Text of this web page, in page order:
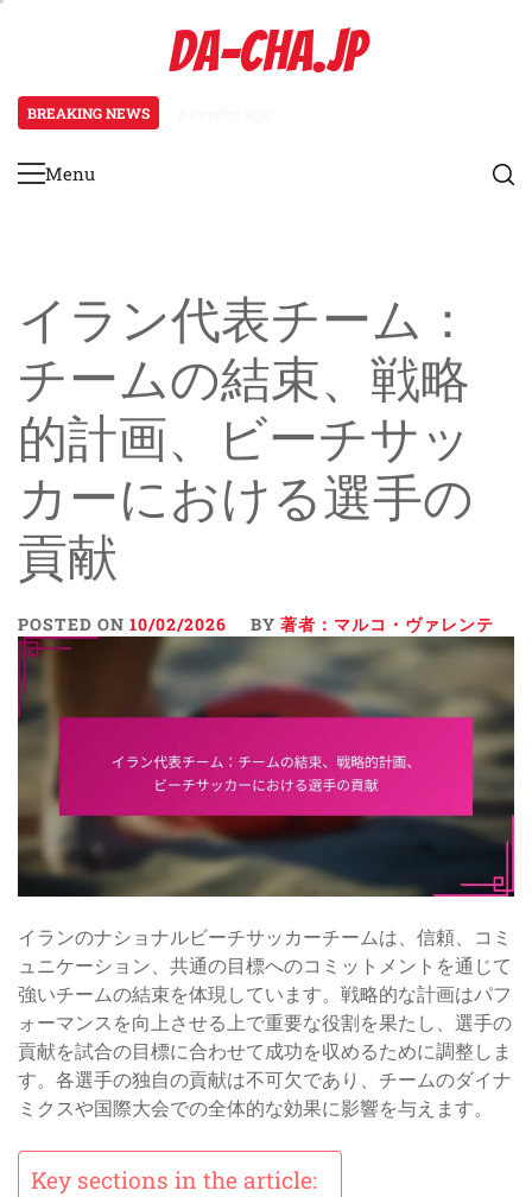
DA-CHA.JP
BREAKING NEWS
Primary
Menu
イラン代表チーム：
チームの結束、戦略
的計画、ビーチサッ
カーにおける選手の
貢献
POSTED ON 10/02/2026 BY 著者：マルコ・ヴァレンテ
イランのナショナルビーチサッカーチームは、信頼、コミ
ュニケーション、共通の目標へのコミットメントを通じて
強いチームの結束を体現しています。戦略的な計画はパフ
ォーマンスを向上させる上で重要な役割を果たし、選手の
貢献を試合の目標に合わせて成功を収めるために調整しま
す。各選手の独自の貢献は不可欠であり、チームのダイナ
ミクスや国際大会での全体的な効果に影響を与えます。
Key sections in the article: